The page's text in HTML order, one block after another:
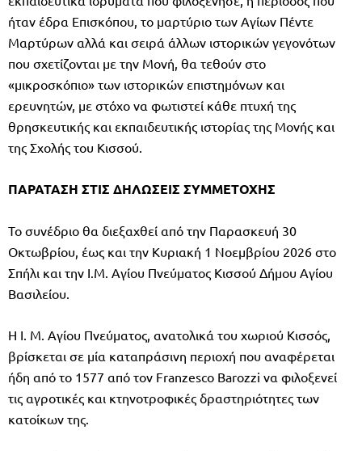
ήταν έδρα Επισκόπου, το μαρτύριο των Αγίων Πέντε
Μαρτύρων αλλά και σειρά άλλων ιστορικών γεγονότων
που σχετίζονται με την Μονή, θα τεθούν στο
«μικροσκόπιο» των ιστορικών επιστημόνων και
ερευνητών, με στόχο να φωτιστεί κάθε πτυχή της
θρησκευτικής και εκπαιδευτικής ιστορίας της Μονής και
της Σχολής του Κισσού.
ΠΑΡΑΤΑΣΗ ΣΤΙΣ ΔΗΛΩΣΕΙΣ ΣΥΜΜΕΤΟΧΗΣ
Το συνέδριο θα διεξαχθεί από την Παρασκευή 30
Οκτωβρίου, έως και την Κυριακή 1 Νοεμβρίου 2026 στο
Σπήλι και την Ι.Μ. Αγίου Πνεύματος Κισσού Δήμου Αγίου
Βασιλείου.
Η Ι. Μ. Αγίου Πνεύματος, ανατολικά του χωριού Κισσός,
βρίσκεται σε μία καταπράσινη περιοχή που αναφέρεται
ήδη από το 1577 από τον Franzesco Barozzi να φιλοξενεί
τις αγροτικές και κτηνοτροφικές δραστηριότητες των
κατοίκων της.